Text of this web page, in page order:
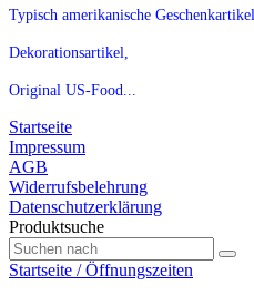
Typisch amerikanische Geschenkartikel,
Dekorationsartikel,
Original US-Food...
Startseite
Impressum
AGB
Widerrufsbelehrung
Datenschutzerklärung
Produktsuche
Startseite / Öffnungszeiten